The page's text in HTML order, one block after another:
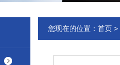
您现在的位置： 首页 >